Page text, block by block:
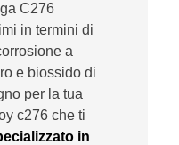
C276
in termini di
a
e biossido di
per la tua
c276 che ti
in